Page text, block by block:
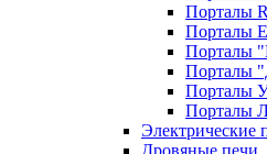
Порталы
Порталы
Порталы
Порталы
Порталы
Порталы
Электрические
Дровяные печи